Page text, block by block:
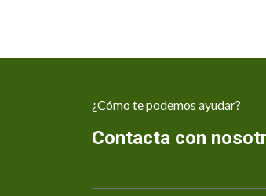
¿Cómo te podemos ayudar?
Contacta con